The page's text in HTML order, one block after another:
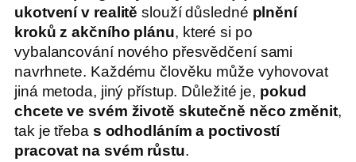
ukotvení v realitěslouží důsledné plnění
kroků z akčního plánu, které si po
vybalancování nového přesvědčení sami
navrhnete. Každému člověku může vyhovovat
jiná metoda, jiný přístup. Důležité je, pokud
chcete ve svém životě skutečně něco změnit,
tak je třeba s odhodláním a poctivostí
pracovat na svém růstu.